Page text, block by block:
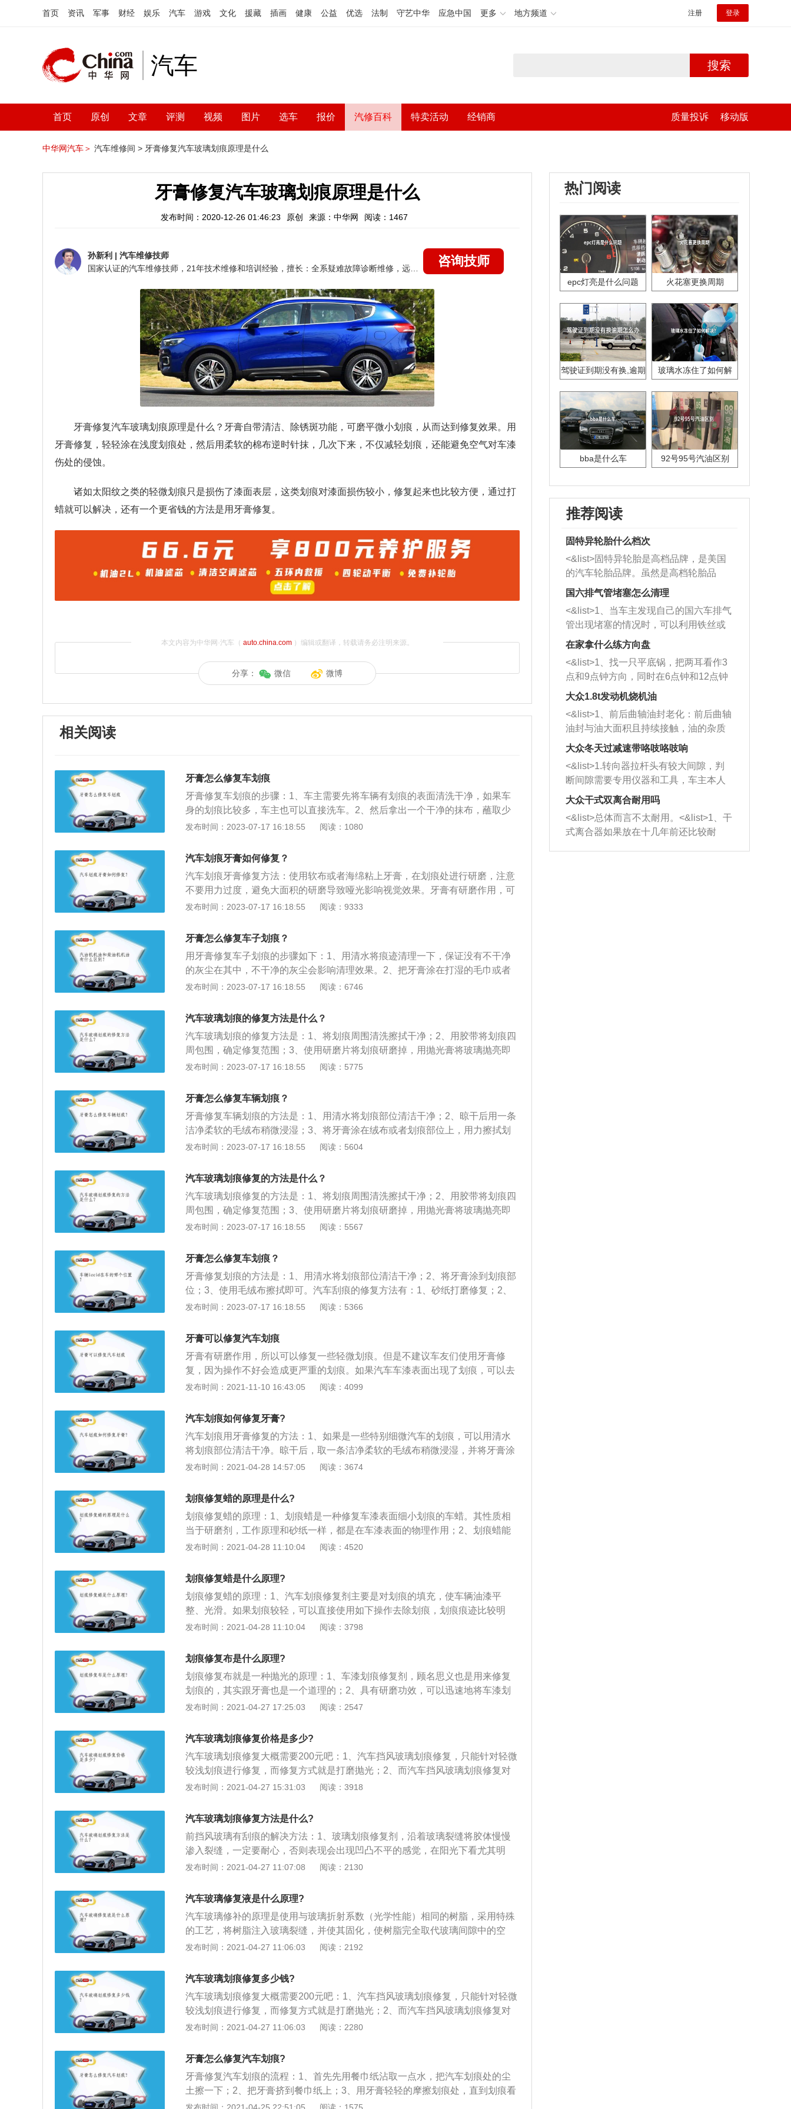
首页 资讯 军事 财经 娱乐 汽车 游戏 文化 援藏 插画 健康 公益 优选 法制 守艺中华 应急中国 更多 地方频道 注册 登录
汽车 搜索
首页 原创 文章 评测 视频 图片 选车 报价 汽修百科 特卖活动 经销商 质量投诉 移动版
中华网汽车＞ 汽车维修间 > 牙膏修复汽车玻璃划痕原理是什么
牙膏修复汽车玻璃划痕原理是什么
发布时间：2020-12-26 01:46:23 原创 来源：中华网 阅读：1467
孙新利 | 汽车维修技师
咨询技师
牙膏修复汽车玻璃划痕原理是什么？ 牙膏自带清洁、除锈斑功能，可磨平微小划痕，从而达到修复效果。用
牙膏修复，轻轻涂在浅度划痕处，然后用柔软的棉布逆时针抹，几次下来，不仅减轻划痕，还能避免空气对车漆
伤处的侵蚀。
诸如太阳纹之类的轻微划痕只是损伤了漆面表层，这类划痕对漆面损伤较小，修复起来也比较方便，通过打
蜡就可以解决，还有一个更省钱的方法是用牙膏修复。
本文内容为中华网·汽车（ auto.china.com）编辑或翻译，转载请务必注明来源。
分享： 微信 微博
相关阅读
牙膏怎么修复车划痕
牙膏修复车划痕的步骤：1、车主需要先将车辆有划痕的表面清洗干净，如果车
身的划痕比较多，车主也可以直接洗车。2、然后拿出一个干净的抹布，蘸取少
量的牙膏，最好是白色的牙膏，将牙膏均匀的涂抹在划痕的上方。3、使用抹布
减轻。4、然后再使用清水将有牙膏的位置洗干净，可以多清洗几遍，等待车辆
的表面自然风干即可。虽然牙膏能够修复车辆的划痕，但是只能修复细微的划
痕，如果是比较深的划痕，漏出了车辆的底漆和钣金，就不能使用牙膏修复了，
车主就需要去专业的4S店，让专业的汽车美容师进行处理了。
发布时间：2023-07-17 16:18:55 阅读：1080
汽车划痕牙膏如何修复？
汽车划痕牙膏修复方法：使用软布或者海绵粘上牙膏，在划痕处进行研磨，注意
不要用力过度，避免大面积的研磨导致哑光影响视觉效果。牙膏有研磨作用，可
以修复一些轻微划痕，但是不建议车主使用牙膏修复，因为操作不好会造成更严
漆面有四层，从内到外分别是电泳层、中涂层、色漆层、清漆层。在车身拼装完
成后，机器人会把整个车身泡进电泳池内，这样车身表面会形成电泳层，电泳层
的作用是防锈。中涂层是第二层车漆，这层车漆也起到防锈作用，并且可以提高
与下一层漆面的结合能力。第三层是色漆层，这层车漆就是平时可以看到的各种
车身颜色。第四层是清漆层，清漆层起到保护车漆并提升车漆光泽度的作用。
发布时间：2023-07-17 16:18:55 阅读：9333
牙膏怎么修复车子划痕？
用牙膏修复车子划痕的步骤如下：1、用清水将痕迹清理一下，保证没有不干净
的灰尘在其中，不干净的灰尘会影响清理效果。2、把牙膏涂在打湿的毛巾或者
海绵上，然后对着划痕进行擦拭，轻微的划痕就会慢慢地褪去。修复车子划痕的
均匀涂抹在划痕上，等指甲油晾干之后即可。因为指甲油也可以渗进划痕处，起
到一定的填补作用，能有效隔绝车身铁皮与空气的接触，防止车体氧化生锈。
2、可先用极细的水砂纸蘸水轻轻磨去锈斑，但切忌无方向地乱磨，要同向直线
打磨。等完全擦净后，涂上一层底漆。若是有新的刮伤，可擦净后直接涂上底
漆。
发布时间：2023-07-17 16:18:55 阅读：6746
汽车玻璃划痕的修复方法是什么？
汽车玻璃划痕的修复方法是：1、将划痕周围清洗擦拭干净；2、用胶带将划痕四
周包围，确定修复范围；3、使用研磨片将划痕研磨掉，用抛光膏将玻璃抛亮即
可；4、将玻璃划痕修复剂沿着玻璃裂缝挤进去，渗入裂缝；5、将少许牙膏涂抹
专用或合适的雨刮片，并及时更换；2、保持前挡清洁；3、使用汽车专用的玻璃
发布时间：2023-07-17 16:18:55 阅读：5775
牙膏怎么修复车辆划痕？
牙膏修复车辆划痕的方法是：1、用清水将划痕部位清洁干净；2、晾干后用一条
洁净柔软的毛绒布稍微浸湿；3、将牙膏涂在绒布或者划痕部位上，用力擦拭划
痕部位即可。车辆划痕其余的处理方法是：1、可以打养护蜡去除；2、将车擦净
同色系车漆，将车上有划痕处清洗干净晾干后，用与车漆同色系的指甲油，均匀
的涂抹在划痕上，晾30分钟即可。
发布时间：2023-07-17 16:18:55 阅读：5604
汽车玻璃划痕修复的方法是什么？
汽车玻璃划痕修复的方法是：1、将划痕周围清洗擦拭干净；2、用胶带将划痕四
周包围，确定修复范围；3、使用研磨片将划痕研磨掉，用抛光膏将玻璃抛亮即
可；4、将玻璃划痕修复剂沿着玻璃裂缝挤进去，渗入裂缝；5、将少许牙膏涂抹
专用或合适的雨刮片，并及时更换；2、保持前挡清洁；3、使用汽车专用的玻璃
发布时间：2023-07-17 16:18:55 阅读：5567
牙膏怎么修复车划痕？
牙膏修复划痕的方法是：1、用清水将划痕部位清洁干净；2、将牙膏涂到划痕部
位；3、使用毛绒布擦拭即可。汽车刮痕的修复方法有：1、砂纸打磨修复；2、
冰镇可乐修复；3、风油精修复；4、指甲油修复。汽车车漆的保养方法有：1、
上的污物避免腐蚀漆面；4、定期洗车可延长漆面的光亮度；5、车身出现划痕时
可根据实际情况进行处理避免生锈。
发布时间：2023-07-17 16:18:55 阅读：5366
牙膏可以修复汽车划痕
牙膏有研磨作用，所以可以修复一些轻微划痕。但是不建议车友们使用牙膏修
复，因为操作不好会造成更严重的划痕。如果汽车车漆表面出现了划痕，可以去
汽车美容机构抛光一下。汽车的漆面有四层，从内到外分别是电泳层，中涂层，
车身表面会形成电泳层。电泳层的作用是防锈。中涂层是第二层车漆，这层车漆
也起到防锈作用，并且可以提高与下一层漆面的结合能力。第三层是色漆层，这
层车漆就是我们平时可以看到的各种车身颜色，这层车漆的作用是让车身更加美
观。第四层是清漆层，这层漆也是最外面一层。清漆层起到保护车漆并提升车漆
光泽度的作用。平时大部分轻微划痕都出现在清漆层上，通过简单的抛光可以去
间久了会降低车身漆面光泽度。如果划痕伤到了色漆层，那就需要补漆来修复。
在补漆时最好去4s店或非常专业的漆面修复机构。一些小的喷漆机构喷漆后可能
会存在色差。
发布时间：2021-11-10 16:43:05 阅读：4099
汽车划痕如何修复牙膏?
汽车划痕用牙膏修复的方法：1、如果是一些特别细微汽车的划痕，可以用清水
将划痕部位清洁干净。晾干后，取一条洁净柔软的毛绒布稍微浸湿，并将牙膏涂
在绒布或者划痕部位上，用力擦拭划痕部位即可；2、用牙膏擦拭修复汽车划
的车漆来说，效果要稍差一些。用牙膏去除划痕时要注意；3、一方面擦车用的
绒布要保持干净，上面不能沾有杂物或小颗粒，另外，切记忌不要使用带有小颗
粒具有研磨成分的牙膏，否则只能有适得其反的效果。
发布时间：2021-04-28 14:57:05 阅读：3674
划痕修复蜡的原理是什么?
划痕修复蜡的原理：1、划痕蜡是一种修复车漆表面细小划痕的车蜡。其性质相
当于研磨剂，工作原理和砂纸一样，都是在车漆表面的物理作用；2、划痕蜡能
快速去除车漆表面的微细划痕，有效治理车漆发白、褪色等氧化现象，同时可以
肤，划痕、酸雨、紫外线、沥青，都会对漆面造成伤害，车蜡主要起两大作用：
清洁和保护，就象在汽车外层形成一层保护膜，时刻保护车漆。
发布时间：2021-04-28 11:10:04 阅读：4520
划痕修复蜡是什么原理?
划痕修复蜡的原理：1、汽车划痕修复剂主要是对划痕的填充，使车辆油漆平
整、光滑。如果划痕较轻，可以直接使用如下操作去除划痕，划痕痕迹比较明
显，建议使用补漆笔后再进行如下操作；2、第一步漆面划痕去除，先将车身清
环形以及上下，左右来回打磨方式进行操作，直到漆面上光滑平整；3、第二步
漆面色泽保护，用打蜡绵以环形围绕法一圈一圈涂在车漆表面，（如果漆面有氧
化层，可用湿毛巾粘上色泽还原剂进行擦拭）。干成蜡膜后，用擦蜡专用毛巾擦
去蜡膜，现出新车的光泽和光滑度。
发布时间：2021-04-28 11:10:04 阅读：3798
划痕修复布是什么原理?
划痕修复布就是一种抛光的原理：1、车漆划痕修复剂，顾名思义也是用来修复
划痕的，其实跟牙膏也是一个道理的；2、具有研磨功效，可以迅速地将车漆划
痕修复，当然这只能修复轻微的划痕；3、汽车划痕修复神器是真的存在的，但
漆）就需要到汽修店里进行修复了。
发布时间：2021-04-27 17:25:03 阅读：2547
汽车玻璃划痕修复价格是多少?
汽车玻璃划痕修复大概需要200元吧：1、汽车挡风玻璃划痕修复，只能针对轻微
较浅划痕进行修复，而修复方式就是打磨抛光；2、而汽车挡风玻璃划痕修复对
技术人员的要求很高，因为玻璃抛光不同于车漆抛光，车漆最外层有透明的清
玻璃抛光直接作用于玻璃，所以一般师傅很难施工。
发布时间：2021-04-27 15:31:03 阅读：3918
汽车玻璃划痕修复方法是什么?
前挡风玻璃有刮痕的解决方法：1、玻璃划痕修复剂，沿着玻璃裂缝将胶体慢慢
渗入裂缝，一定要耐心，否则表现会出现凹凸不平的感觉，在阳光下看尤其明
显，不过玻璃修补剂只适合轻微划痕；2、专业维修店修复，如果玻璃划痕较深
磨去除，面积小的浅划痕，可以通过研磨去除，但划痕最好不在车主视线范围，
因为研磨的时候玻璃有损耗，面积大可能影响到视线，所以为了安全起见建议车
主选择直接更换；4、牙膏祛除划痕，将少许牙膏涂抹到划痕处，软布擦拭，之
后用水冲干净，牙膏涂抹可以修复细小划痕的作用，还能起到防生锈的作用。
发布时间：2021-04-27 11:07:08 阅读：2130
汽车玻璃修复液是什么原理?
汽车玻璃修补的原理是使用与玻璃折射系数（光学性能）相同的树脂，采用特殊
的工艺，将树脂注入玻璃裂缝，并使其固化，使树脂完全取代玻璃间隙中的空
气，实现玻璃和树脂完全粘结成一个整体。具体步骤如下：1、使用真空器将玻
度的树脂胶水；3、用紫外灯将破碎部位中的树脂胶水完全晒干固化；4、经过修
饰和抛光修补表面使玻璃完好如初。
发布时间：2021-04-27 11:06:03 阅读：2192
汽车玻璃划痕修复多少钱?
汽车玻璃划痕修复大概需要200元吧：1、汽车挡风玻璃划痕修复，只能针对轻微
较浅划痕进行修复，而修复方式就是打磨抛光；2、而汽车挡风玻璃划痕修复对
技术人员的要求很高，因为玻璃抛光不同于车漆抛光，车漆最外层有透明的清
玻璃抛光直接作用于玻璃，所以一般师傅很难施工。
发布时间：2021-04-27 11:06:03 阅读：2280
牙膏怎么修复汽车划痕?
牙膏修复汽车划痕的流程：1、首先先用餐巾纸沾取一点水，把汽车划痕处的尘
土擦一下；2、把牙膏挤到餐巾纸上；3、用牙膏轻轻的摩擦划痕处，直到划痕看
不清楚为止；4、再用一个干净餐巾纸擦拭干净牙膏即可。牙膏修复划痕的原
热门阅读
epc灯亮是什么问题 火花塞更换周期
驾驶证到期没有换,逾期
玻璃水冻住了如何解
bba是什么车 92号95号汽油区别
推荐阅读
固特异轮胎什么档次
<&list>固特异轮胎是高档品牌，是美国
的汽车轮胎品牌。虽然是高档轮胎品
牌，但是中高低端的轮胎都有生产，这
也是为了更好的开拓市场。
国六排气管堵塞怎么清理
<&list>1、当车主发现自己的国六车排气
管出现堵塞的情况时，可以利用铁丝或
者是细棍，直接将杂物给取出来，如果
堵塞情况比较严重，也可以采取应急措
施。 <&list>2、直接利用木棍将所有的
杂物推到排气管里面的位置处，然后将
三元催化器拆解开，就可以将堵塞的东
西取出来。但如果是因为积碳过多引起
的堵塞，就需要将三元催化器泡在草酸
洗剂对堵塞的情况得到解决，将清洗剂
放在燃油箱中，与燃油混合后，车辆启
动时，就可以和汽油一起进入到燃烧
室，最后形成废气排出，就可以让三元
催化器得到清洗，排气管堵塞的情况就
能够得到解决。
在家拿什么练方向盘
<&list>1、找一只平底锅，把两耳看作3
点和9点钟方向，同时在6点钟和12点钟
方向做一个标记。 <&list>2、双手握住
一圈半的练习，往右同样也要打相同的
圈数。 <&list>3、最后强调要反复练
习，这样就可以形成肌肉记忆，在真实
驾驶车辆时，不需要记忆也能打好方
向。
大众1.8t发动机烧机油
<&list>1、前后曲轴油封老化：前后曲轴
油封与油大面积且持续接触，油的杂质
和发动机内持续温度变化使其密封效果
逐渐减弱，导致渗油或漏油。<&list>2、
活塞间隙过大：积碳会使活塞环与缸体
的间隙扩大，导致机油流入燃烧室中，
造成烧机油。<&list>3、机油粘度。使用
机油粘度过小的话，同样会有烧机油现
象，机油粘度过小具有很好的流动性，
大众冬天过减速带咯吱咯吱响
<&list>1.转向器拉杆头有较大间隙，判
断间隙需要专用仪器和工具，车主本人
无法制作，需要将车辆送到修理厂或4s
店；<&list>2.车辆半轴套管防尘罩破
裂，破裂后会出现漏油现象，使半轴磨
损严重，磨损的半轴容易损坏，产生异
响；<&list>3.稳定器的转向胶套和球头
大众干式双离合耐用吗
<&list>总体而言不太耐用。<&list>1、干
式离合器如果放在十几年前还比较耐